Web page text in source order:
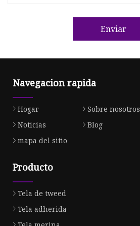
Enviar
Navegacion rapida
Hogar Sobre nosotros
Noticias
Blog
mapa del sitio
Producto
Tela de tweed
Tela adherida